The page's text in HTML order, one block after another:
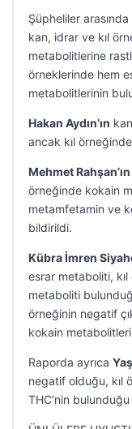
Şüpheliler
kan, idrar ve kıl
metabolitlerine
örneklerinde hem
metabolitlerinin
Hakan Aydın’ın
ancak kıl
Mehmet Rahşan’ın
örneğinde kokain
metamfetamin ve
bildirildi.
Kübra İmren
esrar metaboliti,
metaboliti
örneğinin negatif
kokain
Raporda ayrıca
negatif olduğu, kıl
THC’nin